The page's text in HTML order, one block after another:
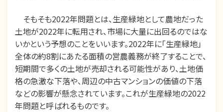
そもそも2022年問題とは、生産緑地として農地だった
土地が2022年に転用され、市場に大量に出回るのではな
いかという予想のことをいいます。2022年に「生産緑地」
全体の約8割にあたる面積の営農義務が終了することで、
短期間で多くの土地が売却される可能性があり、土地価
格の急激な下落や、周辺の中古マンションの価値の下落
などの影響が懸念されています。これが生産緑地の2022
年問題と呼ばれるものです。